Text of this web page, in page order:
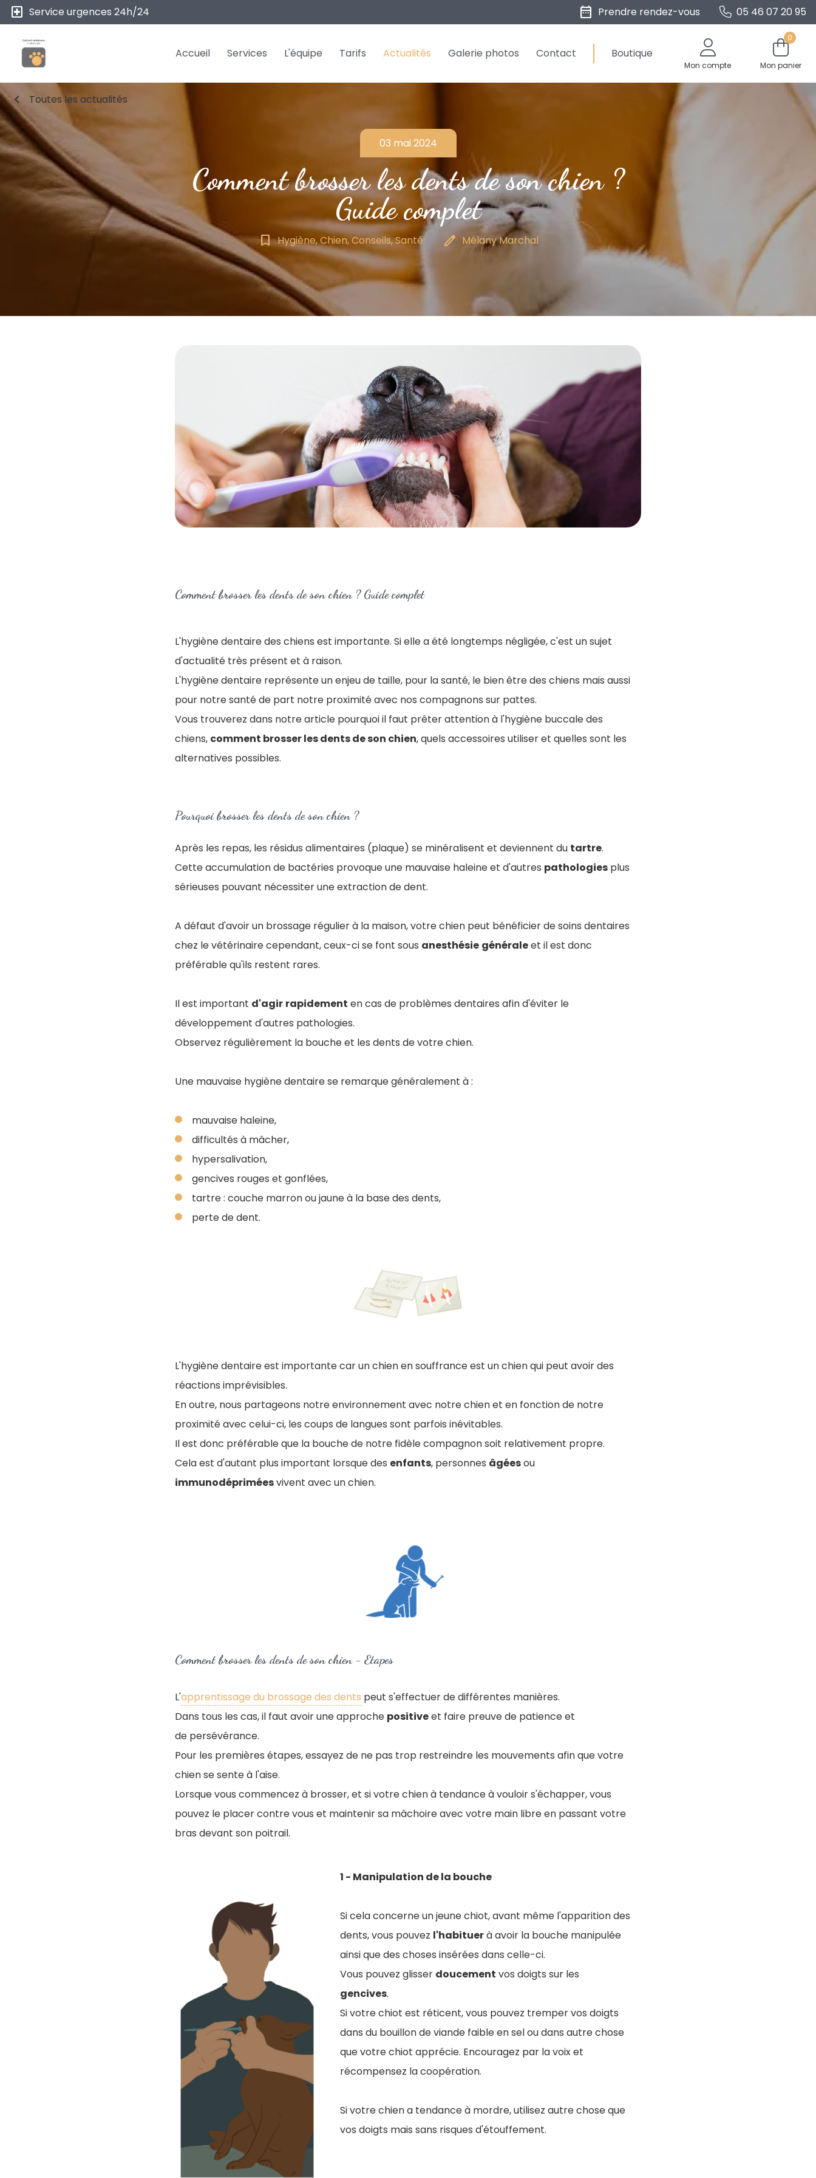
local_hospital Service urgences 24h/24 date_range Prendre rendez-vous 05 46 07 20 95
Accueil Services L'équipe Tarifs Actualités Galerie photos Contact Boutique
Mon compte
0
Mon panier
chevron_left Toutes les actualités
03 mai 2024
Comment brosser les dents de son chien ?
Guide complet
bookmark_border Hygiène, Chien, Conseils, Santé edit Mélany Marchal
Comment brosser les dents de son chien ? Guide complet
L'hygiène dentaire des chiens est importante. Si elle a été longtemps négligée, c'est un sujet
d'actualité très présent et à raison.
L'hygiène dentaire représente un enjeu de taille, pour la santé, le bien être des chiens mais aussi
pour notre santé de part notre proximité avec nos compagnons sur pattes.
Vous trouverez dans notre article pourquoi il faut prêter attention à l'hygiène buccale des
chiens, comment brosser les dents de son chien, quels accessoires utiliser et quelles sont les
alternatives possibles.
Pourquoi brosser les dents de son chien ?
Après les repas, les résidus alimentaires (plaque) se minéralisent et deviennent du tartre.
Cette accumulation de bactéries provoque une mauvaise haleine et d'autres pathologies plus
sérieuses pouvant nécessiter une extraction de dent.
A défaut d'avoir un brossage régulier à la maison, votre chien peut bénéficier de soins dentaires
chez le vétérinaire cependant, ceux-ci se font sous anesthésie généraleet il est donc
préférable qu'ils restent rares.
Il est important d'agir rapidement en cas de problèmes dentaires afin d'éviter le
développement d'autres pathologies.
Observez régulièrement la bouche et les dents de votre chien.
Une mauvaise hygiène dentaire se remarque généralement à :
mauvaise haleine,
difficultés à mâcher,
hypersalivation,
gencives rouges et gonflées,
tartre : couche marron ou jaune à la base des dents,
perte de dent.
L'hygiène dentaire est importante car un chien en souffrance est un chien qui peut avoir des
réactions imprévisibles.
En outre, nous partageons notre environnement avec notre chien et en fonction de notre
proximité avec celui-ci, les coups de langues sont parfois inévitables.
Il est donc préférable que la bouche de notre fidèle compagnon soit relativement propre.
Cela est d'autant plus important lorsque des enfants, personnes âgéesou
immunodépriméesvivent avec un chien.
Comment brosser les dents de son chien - Etapes
L'apprentissage du brossage des dents peut s'effectuer de différentes manières.
Dans tous les cas, il faut avoir une approche positiveet faire preuve de patience et
de persévérance.
Pour les premières étapes, essayez de ne pas trop restreindre les mouvements afin que votre
chien se sente à l'aise.
Lorsque vous commencez à brosser, et si votre chien à tendance à vouloir s'échapper, vous
pouvez le placer contre vous et maintenir sa mâchoire avec votre main libre en passant votre
bras devant son poitrail.
1 - Manipulation de la bouche
Si cela concerne un jeune chiot, avant même l'apparition des
dents, vous pouvez l'habituerà avoir la bouche manipulée
ainsi que des choses insérées dans celle-ci.
Vous pouvez glisser doucement vos doigts sur les
gencives.
Si votre chiot est réticent, vous pouvez tremper vos doigts
dans du bouillon de viande faible en sel ou dans autre chose
que votre chiot apprécie. Encouragez par la voix et
récompensez la coopération.
Si votre chien a tendance à mordre, utilisez autre chose que
vos doigts mais sans risques d'étouffement.